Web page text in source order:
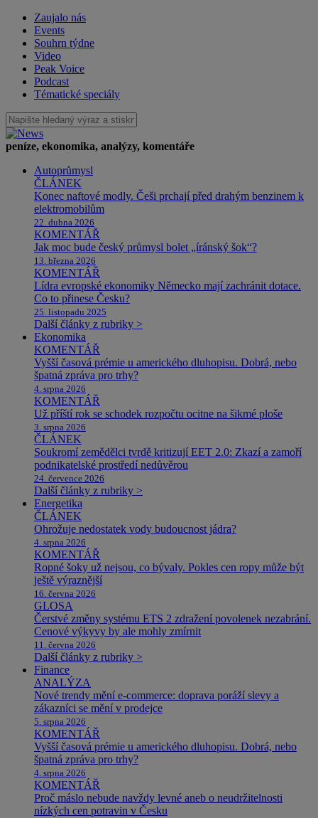
Zaujalo nás
Events
Souhrn týdne
Video
Peak Voice
Podcast
Tématické speciály
peníze, ekonomika, analýzy, komentáře
Autoprůmysl
ČLÁNEK
Konec naftové modly. Češi prchají před drahým benzinem k
elektromobilům
22. dubna 2026
KOMENTÁŘ
Jak moc bude český průmysl bolet „íránský šok“?
13. března 2026
KOMENTÁŘ
Lídra evropské ekonomiky Německo mají zachránit dotace.
Co to přinese Česku?
25. listopadu 2025
Další články z rubriky >
Ekonomika
KOMENTÁŘ
Vyšší časová prémie u amerického dluhopisu. Dobrá, nebo
špatná zpráva pro trhy?
4. srpna 2026
KOMENTÁŘ
Už příští rok se schodek rozpočtu ocitne na šikmé ploše
3. srpna 2026
ČLÁNEK
Soukromí zemědělci tvrdě kritizují EET 2.0: Zkazí a zamoří
podnikatelské prostředí nedůvěrou
24. července 2026
Další články z rubriky >
Energetika
ČLÁNEK
Ohrožuje nedostatek vody budoucnost jádra?
4. srpna 2026
KOMENTÁŘ
Ropné šoky už nejsou, co bývaly. Pokles cen ropy může být
ještě výraznější
16. června 2026
GLOSA
Čerstvé změny systému ETS 2 zdražení povolenek nezabrání.
Cenové výkyvy by ale mohly zmírnit
11. června 2026
Další články z rubriky >
Finance
ANALÝZA
Nové trendy mění e-commerce: doprava poráží slevy a
zákazníci se mění v prodejce
5. srpna 2026
KOMENTÁŘ
Vyšší časová prémie u amerického dluhopisu. Dobrá, nebo
špatná zpráva pro trhy?
4. srpna 2026
KOMENTÁŘ
Proč máslo nebude navždy levné aneb o neudržitelnosti
nízkých cen potravin v Česku